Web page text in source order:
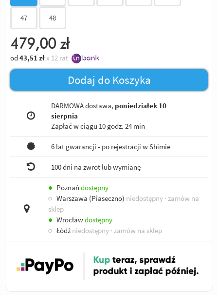
47 48
479,00 zł
od 43,51 zł x 12 rat
Dodaj do Koszyka
DARMOWA dostawa, poniedziałek 10
sierpnia
Zapłać w ciągu 10 godz. 24 min
6 lat gwarancji - po rejestracji w Shimie
100 dni na zwrot lub wymianę
● Poznań dostępny
○ Warszawa (Piaseczno) niedostępny · zamów na
sklep
● Wrocławdostępny
○ Łódź niedostępny · zamów na sklep